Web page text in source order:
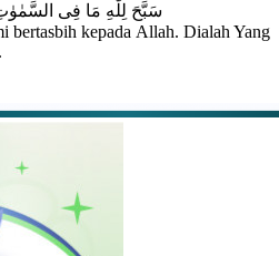
سَبَّحَ لِلّٰهِ مَا فِى
bertasbih kepada Allah. Dialah Yang